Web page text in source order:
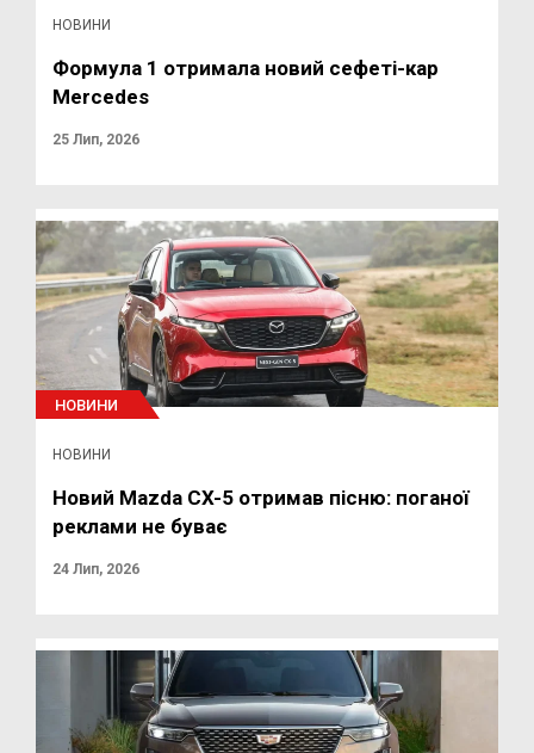
НОВИНИ
Формула 1 отримала новий сефеті-кар
Mercedes
25 Лип, 2026
НОВИНИ
НОВИНИ
Новий Mazda CX-5 отримав пісню: поганої
реклами не буває
24 Лип, 2026